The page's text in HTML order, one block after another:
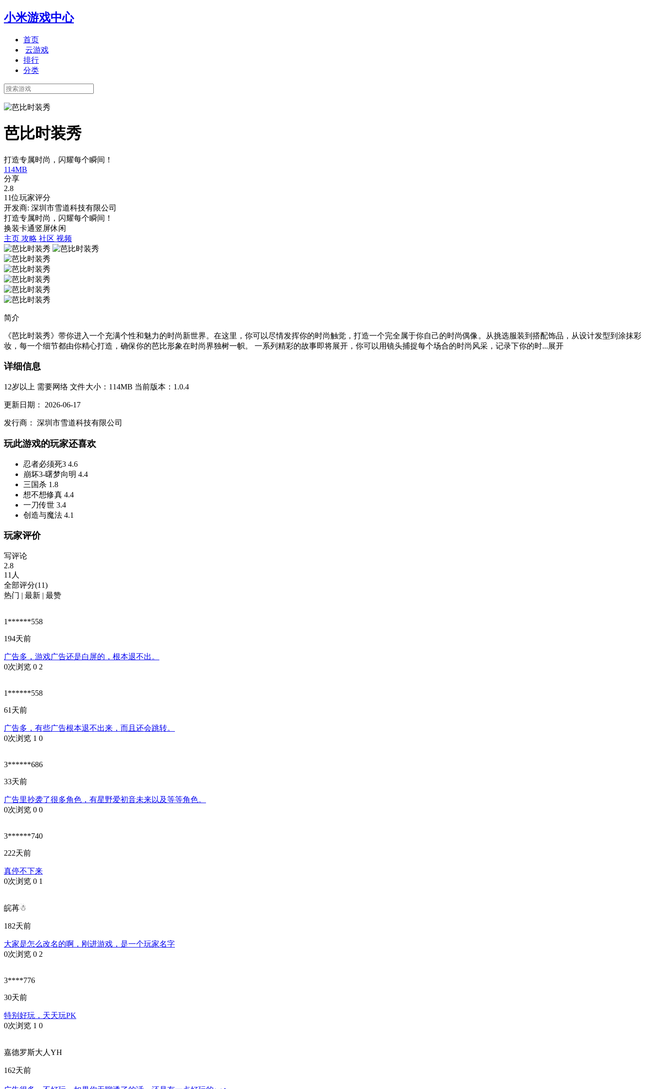
小米游戏中心
首页
云游戏
排行
分类
芭比时装秀
打造专属时尚，闪耀每个瞬间！
114MB
分享
2.8
11位玩家评分
开发商: 深圳市雪道科技有限公司
打造专属时尚，闪耀每个瞬间！
换装卡通竖屏休闲
主页 攻略 社区 视频
简介
《芭比时装秀》带你进入一个充满个性和魅力的时尚新世界。在这里，你可以尽情发挥你的时尚触觉，打造一个完全属于你自己的时尚偶像。从挑选服装到搭配饰品，从设计发型到涂抹彩
妆，每一个细节都由你精心打造，确保你的芭比形象在时尚界独树一帜。 一系列精彩的故事即将展开，你可以用镜头捕捉每个场合的时尚风采，记录下你的时...展开
详细信息
12岁以上 需要网络 文件大小：114MB 当前版本：1.0.4
更新日期： 2026-06-17
发行商： 深圳市雪道科技有限公司
玩此游戏的玩家还喜欢
忍者必须死3 4.6
崩坏3-曙梦向明 4.4
三国杀 1.8
想不想修真 4.4
一刀传世 3.4
创造与魔法 4.1
玩家评价
写评论
2.8
11人
全部评分(11)
热门 | 最新 | 最赞
1******558
194天前
广告多，游戏广告还是白屏的，根本退不出。
0次浏览 0 2
1******558
61天前
广告多，有些广告根本退不出来，而且还会跳转。
0次浏览 1 0
3******686
33天前
广告里抄袭了很多角色，有星野爱初音未来以及等等角色。
0次浏览 0 0
3******740
222天前
真停不下来
0次浏览 0 1
皖苒☃
182天前
大家是怎么改名的啊，刚进游戏，是一个玩家名字
0次浏览 0 2
3****776
30天前
特别好玩，天天玩PK
0次浏览 1 0
嘉德罗斯大人YH
162天前